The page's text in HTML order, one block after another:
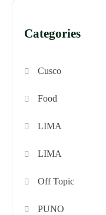
Categories
Cusco
Food
LIMA
LIMA
Off Topic
PUNO